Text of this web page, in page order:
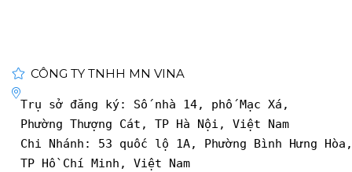
CÔNG TY TNHH MN VINA
Trụ sở đăng ký: Số nhà 14, phố Mạc Xá,
Phường Thượng Cát, TP Hà Nội, Việt Nam
Chi Nhánh: 53 quốc lộ 1A, Phường Bình Hưng
TP Hồ Chí Minh, Việt Nam